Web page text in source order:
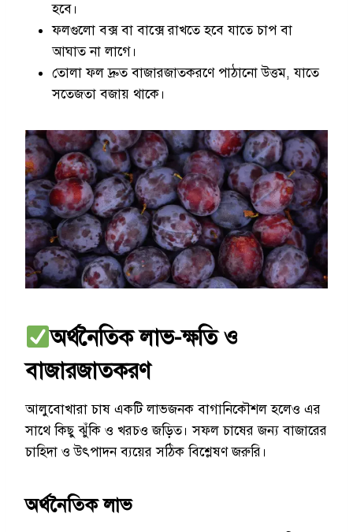
হবে।
ফলগুলো বক্স বা বাক্সে রাখতে হবে যাতে চাপ বা
আঘাত না লাগে।
তোলা ফল দ্রুত বাজারজাতকরণে পাঠানো উত্তম, যাতে
সতেজতা বজায় থাকে।
অর্থনৈতিক লাভ-ক্ষতি ও
বাজারজাতকরণ
আলুবোখারা চাষ একটি লাভজনক বাগানিকৌশল হলেও এর
সাথে কিছু ঝুঁকি ও খরচও জড়িত। সফল চাষের জন্য বাজারের
চাহিদা ও উৎপাদন ব্যয়ের সঠিক বিশ্লেষণ জরুরি।
অর্থনৈতিক লাভ